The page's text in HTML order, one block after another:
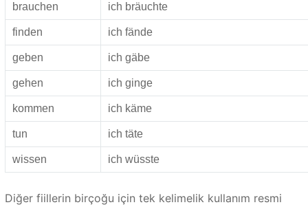
brauchen ich bräuchte
finden ich fände
geben ich gäbe
gehen ich ginge
kommen ich käme
tun ich täte
wissen ich wüsste
Diğer fiillerin birçoğu için tek kelimelik kullanım resmi